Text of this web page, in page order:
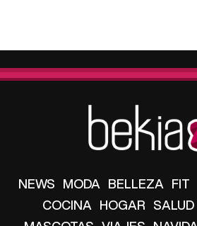
NEWS MODA BELLEZA FIT
COCINA HOGAR SALUD